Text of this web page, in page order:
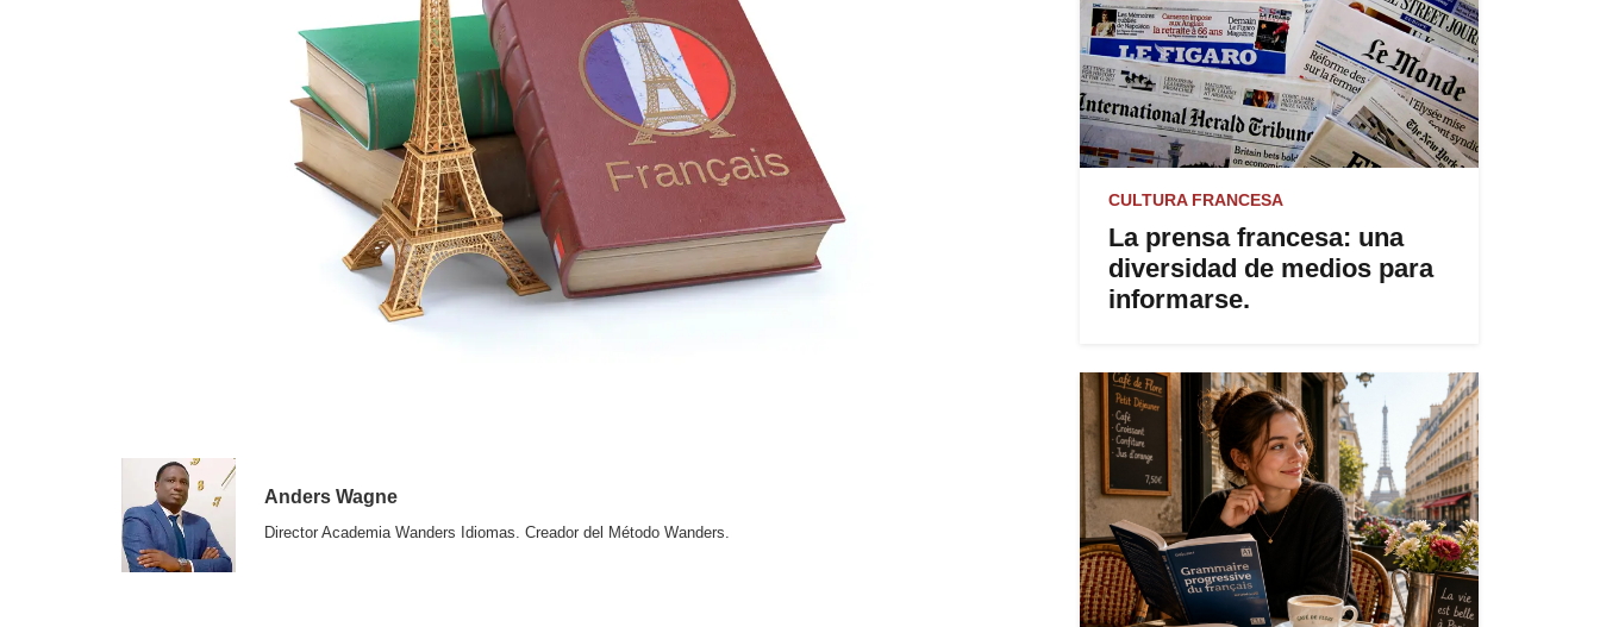
Anders Wagne
Director Academia Wanders Idiomas. Creador del Método Wanders.
CULTURA FRANCESA
La prensa francesa: una
diversidad de medios para
informarse.